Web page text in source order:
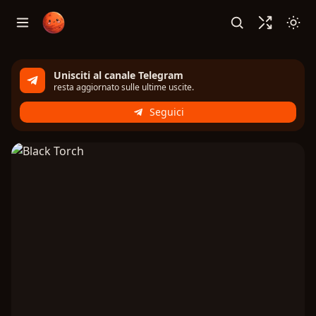
Unisciti al canale Telegram
resta aggiornato sulle ultime uscite.
Seguici